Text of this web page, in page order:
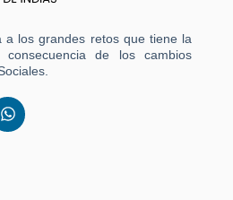
a los grandes retos que tiene la
consecuencia de los cambios